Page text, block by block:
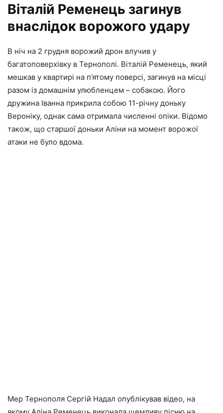
Віталій Ременець загинув
внаслідок ворожого удару
В ніч на 2 грудня ворожий дрон влучив у
багатоповерхівку в Тернополі. Віталій Ременець, який
мешкав у квартирі на п’ятому поверсі, загинув на місці
разом із домашнім улюбленцем – собакою. Його
дружина Іванна прикрила собою 11-річну доньку
Вероніку, однак сама отримала численні опіки. Відомо
також, що старшої доньки Аліни на момент ворожої
атаки не було вдома.
Мер Тернополя Сергій Надал опублікував відео, на